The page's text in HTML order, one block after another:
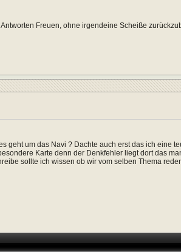
Freuen, ohne irgendeine Scheiße
geht um das Navi ? Dachte auch erst das ich eine
Karte denn der Denkfehler liegt dort das
sollte ich wissen ob wir vom selben Thema